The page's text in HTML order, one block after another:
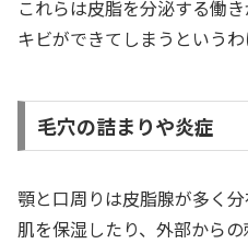
これらは皮脂を分泌する働
キビができてしまうというわ
毛穴の詰まりや炎症
顎と口周りは皮脂腺が多く
肌を保湿したり、外部から